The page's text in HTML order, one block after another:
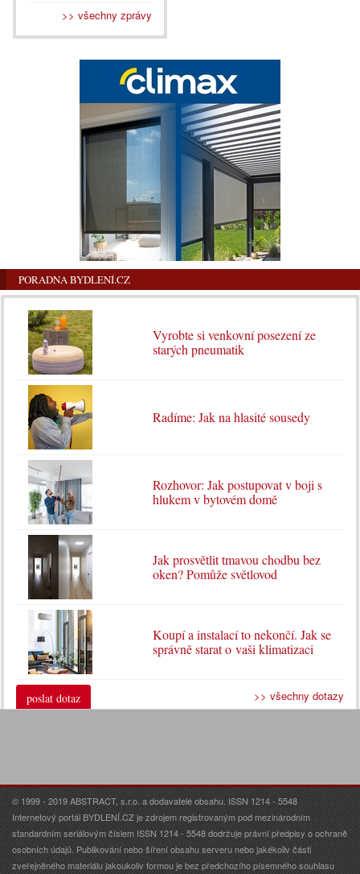
>> všechny zprávy
PORADNA BYDLENÍ.CZ
Vyrobte si venkovní posezení ze
starých pneumatik
Radíme: Jak na hlasité sousedy
Rozhovor: Jak postupovat v boji s
hlukem v bytovém domě
Jak prosvětlit tmavou chodbu bez
oken? Pomůže světlovod
Koupí a instalací to nekončí. Jak se
správně starat o vaši klimatizaci
poslat dotaz >> všechny dotazy
© 1999 - 2019 ABSTRACT, s.r.o. a dodavatelé obsahu. ISSN 1214 - 5548
Internetový portál BYDLENÍ.CZ je zdrojem registrovaným pod mezinárodním
standardním seriálovým číslem ISSN 1214 - 5548 dodržuje právní předpisy o ochraně
osobních údajů. Publikování nebo šíření obsahu serveru nebo jakékoliv části
zveřejněného materiálu jakoukoliv formou je bez předchozího písemného souhlasu